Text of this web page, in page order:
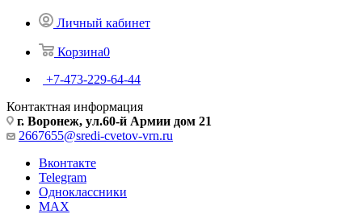
Личный кабинет
Корзина0
+7-473-229-64-44
Контактная информация
г. Воронеж, ул.60-й Армии дом 21
2667655@sredi-cvetov-vrn.ru
Вконтакте
Telegram
Одноклассники
MAX